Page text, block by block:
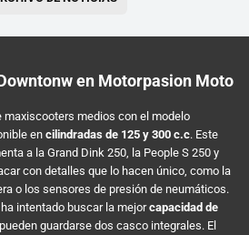
en Motorpasion Moto
maxiscooters medios con el modelo
en cilindradas de 125 y 300 c.c. Este
a la Grand Dink 250, la People S 250 y
con detalles que lo hacen único, como la
o los sensores de presión de neumáticos.
intentado buscar la mejorcapacidad de
guardarse dos casco integrales. El